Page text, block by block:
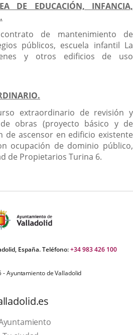
DE EDUCACIÓN, INFANCIA,
de mantenimiento de
públicos, escuela infantil La
y otros edificios de uso
extraordinario de revisión y
obras (proyecto básico y de
de ascensor en edificio existente
ocupación de dominio público,
de Propietarios Turina 6.
España. Teléfono:+34 983 426 100
- Ayuntamiento de Valladolid